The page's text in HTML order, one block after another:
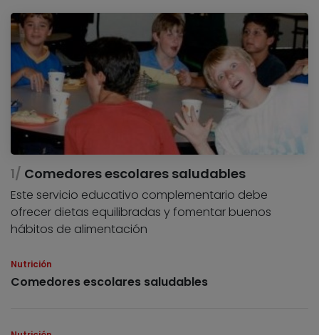
Comedores escolares saludables
Este servicio educativo complementario debe
ofrecer dietas equilibradas y fomentar buenos
hábitos de alimentación
Nutrición
Comedores escolares saludables